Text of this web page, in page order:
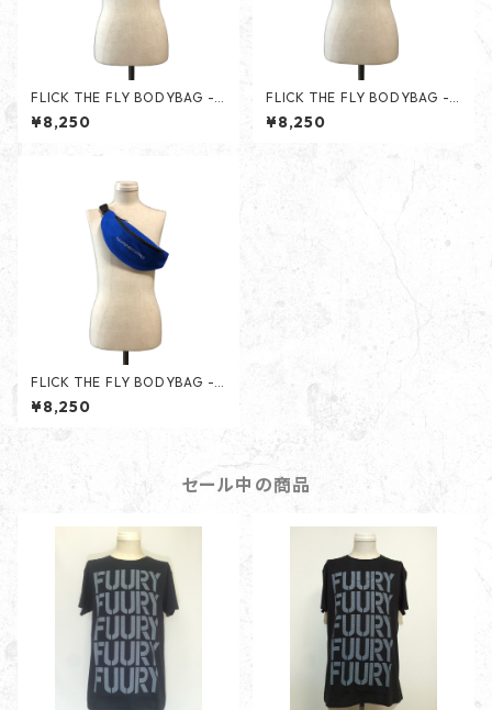
FLICK THE FLY BODYBAG - L
IGHT GRAY -
¥8,250
FLICK THE FLY BODYBAG -
ORANGE -
¥8,250
FLICK THE FLY BODYBAG -
BLIGHT BLUE -
¥8,250
セール中の商品